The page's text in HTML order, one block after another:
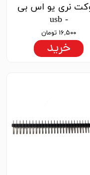
نری یو اس بی
- usb
۱۶,۵۰۰ تومان
خرید